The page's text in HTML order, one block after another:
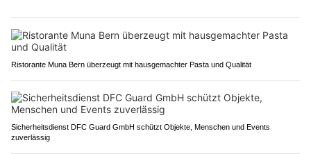
Ristorante Muna Bern überzeugt mit hausgemachter Pasta und Qualität
Sicherheitsdienst DFC Guard GmbH schützt Objekte, Menschen und Events
zuverlässig